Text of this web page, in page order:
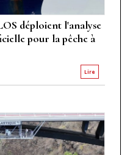
déploient l'analyse
pour la pêche à
Lire